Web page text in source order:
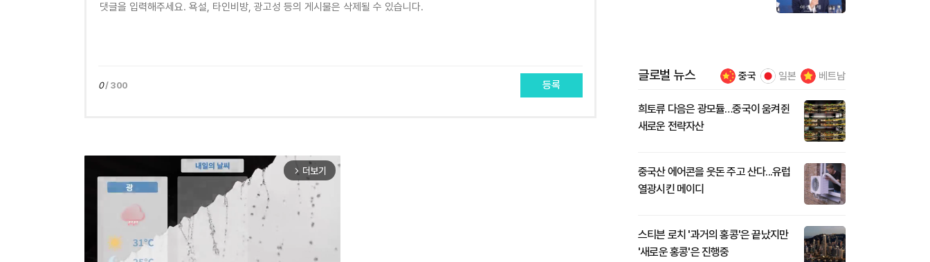
0/ 300 등록
arrow_forward_ios 더보기
글로벌 뉴스 중국 일본 베트남
희토류 다음은 광모듈…중국이 움켜쥔
새로운 전략자산
중국산 에어콘을 웃돈 주고 산다...유럽
열광시킨 메이디
스티븐 로치 '과거의 홍콩'은 끝났지만
'새로운 홍콩'은 진행중